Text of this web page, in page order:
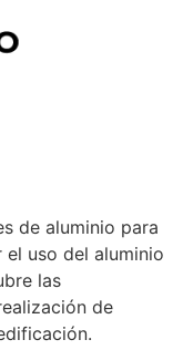
de aluminio para
uso del aluminio
las
de